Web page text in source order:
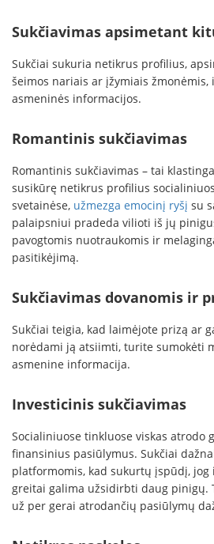
Sukčiavimas apsimetant
Sukčiai sukuria netikrus profilius,
šeimos nariais ar įžymiais
asmeninės informacijos.
Romantinis sukčiavimas
Romantinis sukčiavimas – tai
susikūrę netikrus profilius
svetainėse, užmezga emocinį ryšį su
palaipsniui pradeda vilioti iš jų
pavogtomis nuotraukomis ir
pasitikėjimą.
Sukčiavimas dovanomis ir
Sukčiai teigia, kad laimėjote prizą ar
norėdami ją atsiimti, turite sumokėti
asmenine informacija.
Investicinis sukčiavimas
Socialiniuose tinkluose viskas atrodo
finansinius pasiūlymus. Sukčiai
platformomis, kad sukurtų įspūdį,
greitai galima užsidirbti daug pinigų.
už per gerai atrodančių pasiūlymų